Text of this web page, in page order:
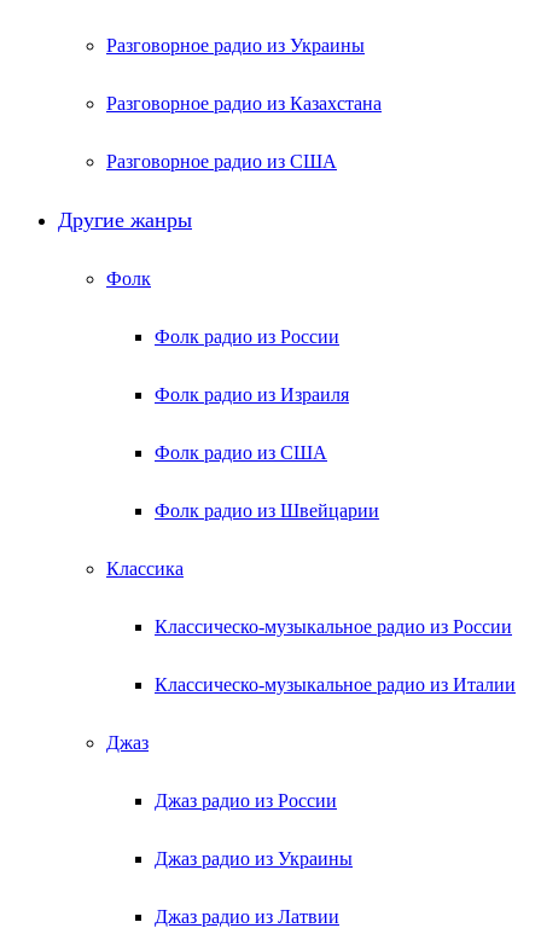
Разговорное радио из Украины
Разговорное радио из Казахстана
Разговорное радио из США
Другие жанры
Фолк
Фолк радио из России
Фолк радио из Израиля
Фолк радио из США
Фолк радио из Швейцарии
Классика
Классическо-музыкальное радио из России
Классическо-музыкальное радио из Италии
Джаз
Джаз радио из России
Джаз радио из Украины
Джаз радио из Латвии